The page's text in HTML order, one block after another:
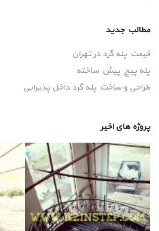
مطالب جدید
قیمت پله گرد در تهران
پله پیچ پیش‌ ساخته
طراحی و ساخت پله گرد داخل پذیرایی
پروژه های اخیر